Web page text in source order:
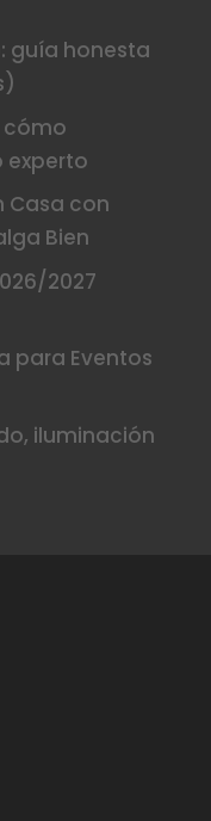
guía honesta
cómo
experto
Casa con
Bien
2027
para Eventos
iluminación